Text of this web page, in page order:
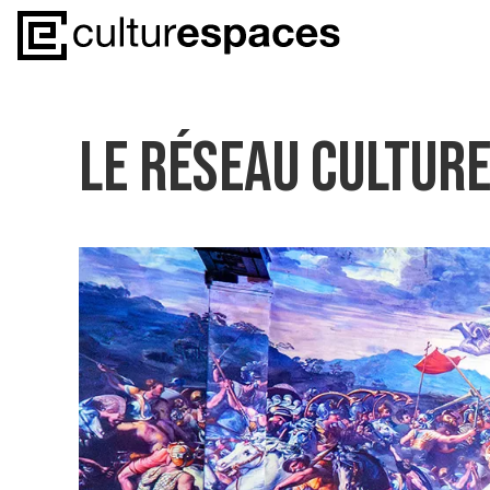
LE RÉSEAU